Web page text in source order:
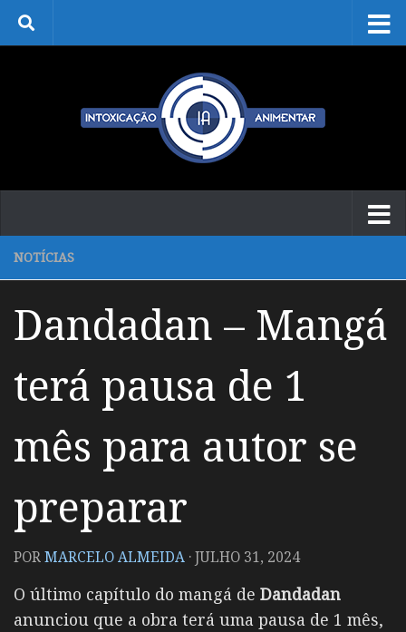
Skip to content
NOTÍCIAS
Dandadan – Mangá
terá pausa de 1
mês para autor se
preparar
PORMARCELO ALMEIDA ·JULHO 31, 2024
O último capítulo do mangá de Dandadan
anunciou que a obra terá uma pausa de 1 mês,